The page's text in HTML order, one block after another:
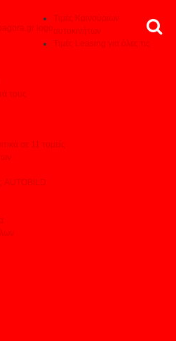
Τιμές Καινούριων
αυτοκινήτων
Τιμές Leasing για όλες τις
τους
σε 11 τομείς
AUTOBILD